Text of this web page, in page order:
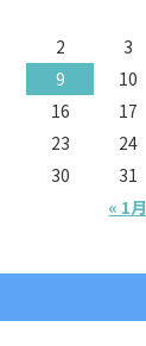
« 1月
2
3
9
10
16
17
23
24
30
31